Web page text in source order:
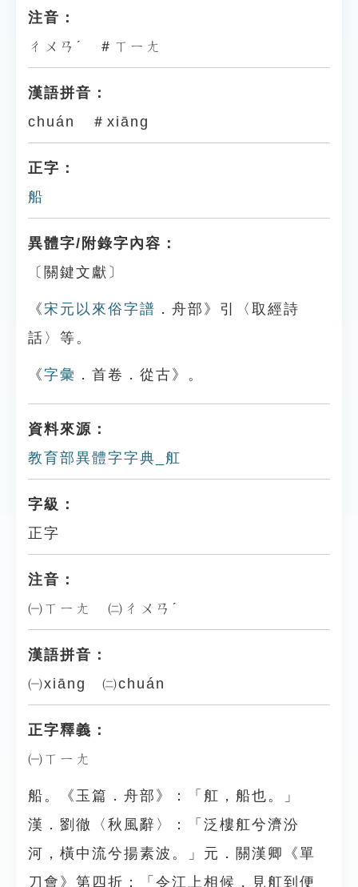
注音：
ㄔㄨㄢˊ ＃ㄒㄧㄤ
漢語拼音：
chuán ＃xiāng
正字：
船
異體字/附錄字內容：
〔關鍵文獻〕
《宋元以來俗字譜 ．舟部》引〈取經詩
話〉等。
《字彙 ．首卷．從古》。
資料來源：
教育部異體字字典_舡
字級：
正字
注音：
㈠ㄒㄧㄤ ㈡ㄔㄨㄢˊ
漢語拼音：
㈠xiāng ㈡chuán
正字釋義：
㈠ㄒㄧㄤ
船。《玉篇．舟部》：「舡，船也。」
漢．劉徹〈秋風辭〉：「泛樓舡兮濟汾
河，橫中流兮揚素波。」元．關漢卿《單
刀會》第四折：「令江上相候，見舡到便